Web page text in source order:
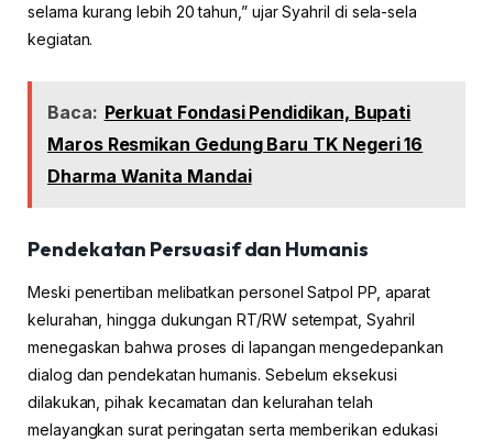
selama kurang lebih 20 tahun,” ujar Syahril di sela-sela
kegiatan.
Baca: Perkuat Fondasi Pendidikan, Bupati
Maros Resmikan Gedung Baru TK Negeri 16
Dharma Wanita Mandai
Pendekatan Persuasif dan Humanis
Meski penertiban melibatkan personel Satpol PP, aparat
kelurahan, hingga dukungan RT/RW setempat, Syahril
menegaskan bahwa proses di lapangan mengedepankan
dialog dan pendekatan humanis. Sebelum eksekusi
dilakukan, pihak kecamatan dan kelurahan telah
melayangkan surat peringatan serta memberikan edukasi